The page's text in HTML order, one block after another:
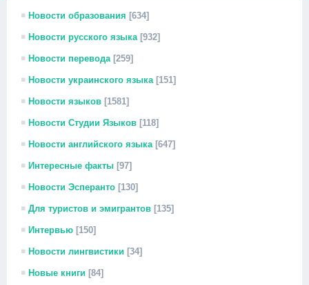
Новости образования [634]
Новости русского языка [932]
Новости перевода [259]
Новости украинского языка [151]
Новости языков [1581]
Новости Студии Языков [118]
Новости английского языка [647]
Интересные факты [97]
Новости Эсперанто [130]
Для туристов и эмигрантов [135]
Интервью [150]
Новости лингвистики [34]
Новые книги [84]